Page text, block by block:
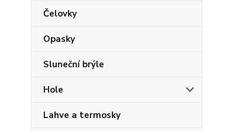
Čelovky
Opasky
Sluneční brýle
Hole
Lahve a termosky